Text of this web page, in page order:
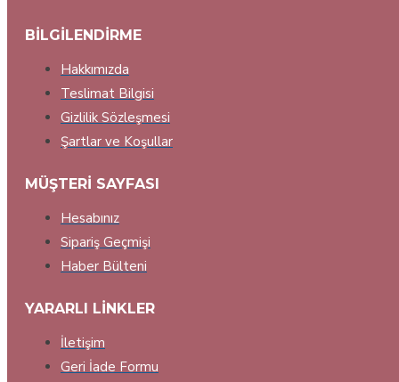
BILGILENDIRME
Hakkımızda
Teslimat Bilgisi
Gizlilik Sözleşmesi
Şartlar ve Koşullar
MÜŞTERI SAYFASI
Hesabınız
Sipariş Geçmişi
Haber Bülteni
YARARLI LINKLER
İletişim
Geri İade Formu